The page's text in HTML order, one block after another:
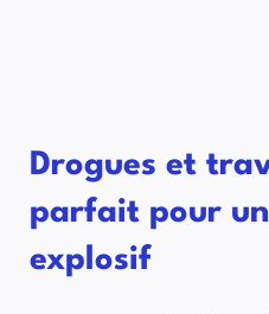
Drogues et
parfait pour
explosif